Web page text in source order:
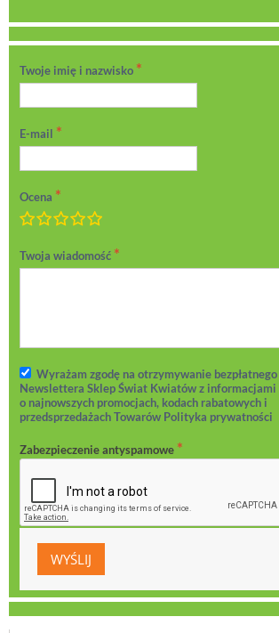
Twoje imię i nazwisko
E-mail
Ocena
Bardzo dobrze
Przeciętnie
Dostatecznie
Marnie
Twoja wiadomość
Wyrażam zgodę na otrzymywanie bezpłatnego
Newslettera Sklep Świat Kwiatów z informacjami
o najnowszych promocjach, kodach rabatowych i
przedsprzedażach Towarów Polityka prywatności
Zabezpieczenie antyspamowe